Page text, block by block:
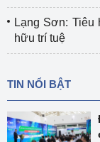
Lạng Sơn: Tiêu
hữu trí tuệ
TIN NỔI BẬT